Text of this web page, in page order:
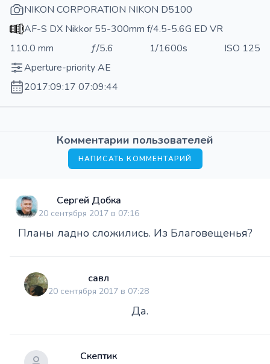
NIKON CORPORATION NIKON D5100
AF-S DX Nikkor 55-300mm f/4.5-5.6G ED VR
110.0 mm
ƒ/5.6 1/1600s
ISO 125
Aperture-priority AE
2017:09:17 07:09:44
Комментарии пользователей
НАПИСАТЬ КОММЕНТАРИЙ
Сергей Добка
20 сентября 2017 в 07:16
Планы ладно сложились. Из Благовещенья?
савл
20 сентября 2017 в 07:28
Да.
Скептик